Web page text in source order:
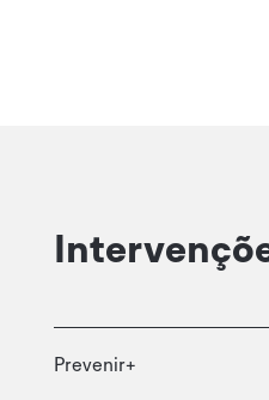
Prevenir+